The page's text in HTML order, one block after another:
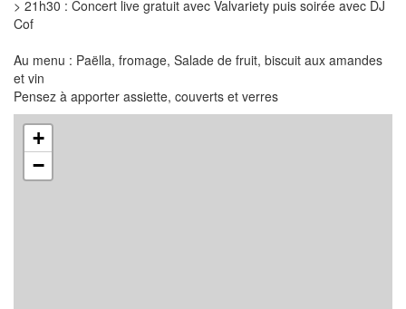
> 21h30 : Concert live gratuit avec Valvariety puis soirée avec DJ
Cof
Au menu : Paëlla, fromage, Salade de fruit, biscuit aux amandes
et vin
Pensez à apporter assiette, couverts et verres
+
−